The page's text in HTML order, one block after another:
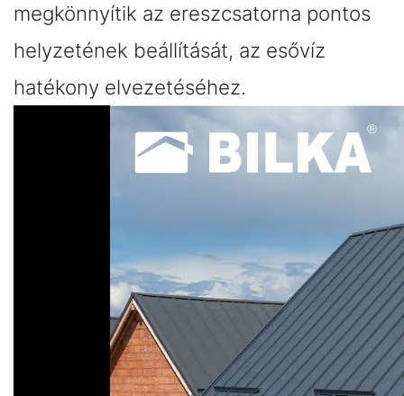
megkönnyítik az ereszcsatorna pontos
helyzetének beállítását, az esővíz
hatékony elvezetéséhez.